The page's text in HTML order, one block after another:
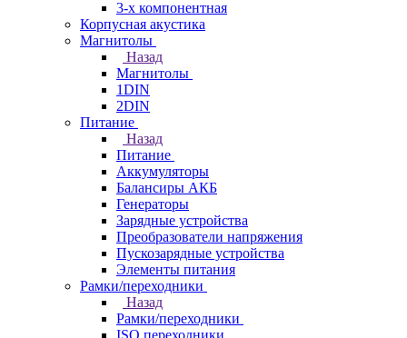
3-х компонентная
Корпусная акустика
Магнитолы
Назад
Магнитолы
1DIN
2DIN
Питание
Назад
Питание
Аккумуляторы
Балансиры АКБ
Генераторы
Зарядные устройства
Преобразователи напряжения
Пускозарядные устройства
Элементы питания
Рамки/переходники
Назад
Рамки/переходники
ISO переходники